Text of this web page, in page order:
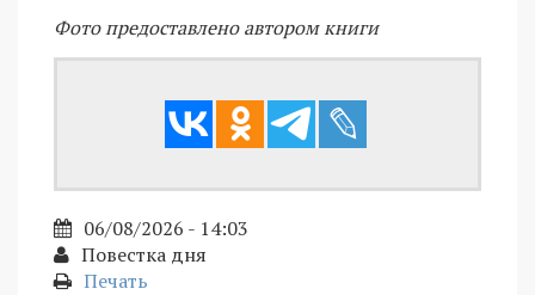
Фото предоставлено автором книги
06/08/2026 - 14:03
Повестка дня
Печать